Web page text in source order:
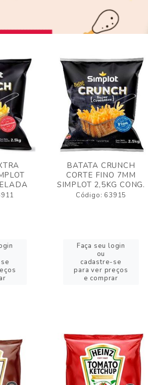
BATATA CRUNCH
CORTE FINO 7MM
SIMPLOT 2,5KG CONG.
Código: 63915
Faça seu login
ou
cadastre-se
para ver preços
e comprar